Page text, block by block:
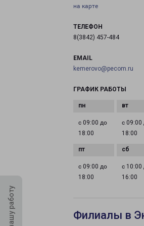
на карте
ТЕЛЕФОН
8(3842) 457-484
EMAIL
kemerovo@pecom.ru
ГРАФИК РАБОТЫ
с 09:00 до
18:00
с 09:00
18:00
с 09:00 до
18:00
с 10:00
16:00
Филиалы в